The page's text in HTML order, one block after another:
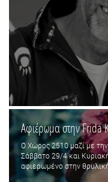
Αφιέρωμα στην Frida
O Χώρος 2510 μαζί με
Σάββατο 29/4 και
αφιερωμένο στην